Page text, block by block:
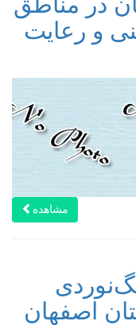
و رعایت
مشاهده
اصفهان